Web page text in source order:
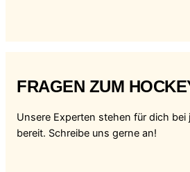
FRAGEN ZUM
Unsere Experten stehen für dich bei
bereit. Schreibe uns gerne an!